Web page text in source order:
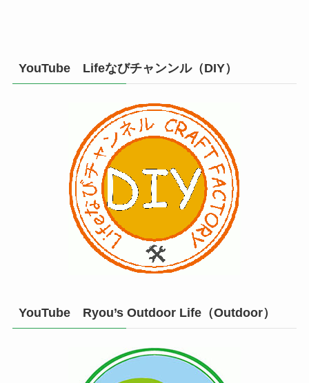
YouTube Lifeなびチャンンル（DIY）
YouTube Ryou’s Outdoor Life（Outdoor）